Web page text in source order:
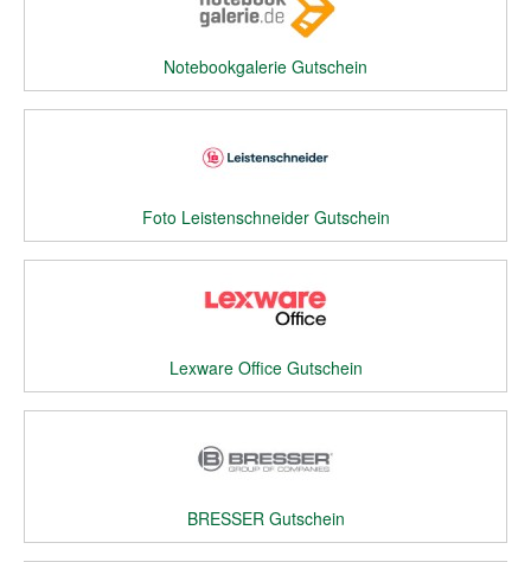
Notebookgalerie Gutschein
Foto Leistenschneider Gutschein
Lexware Office Gutschein
BRESSER Gutschein